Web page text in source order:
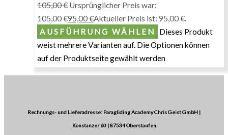
105,00€ Ursprünglicher Preis war:
105,00 €95,00€Aktueller Preis ist: 95,00 €.
AUSFÜHRUNG WÄHLEN
Dieses Produkt
weist mehrere Varianten auf. Die Optionen können
auf der Produktseite gewählt werden
Rechnungs- und Lieferadresse: Paragliding Academy Chris Geist GmbH |
Konstanzer 60 | 87534 Oberstaufen